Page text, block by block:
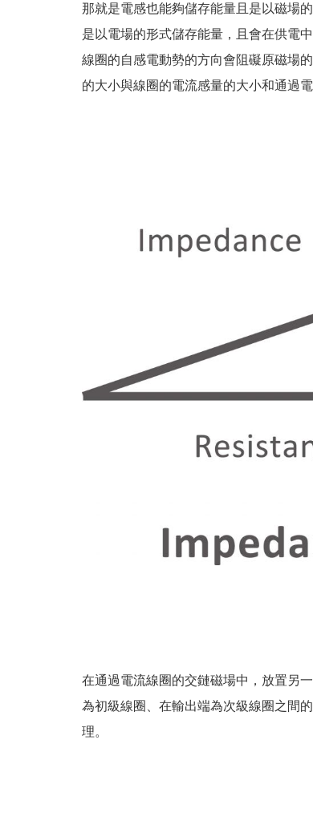
那就是電感也能夠儲存能量且是以磁場
是以電場的形式儲存能量，且會在供電中
線圈的自感電動勢的方向會阻礙原磁場
的大小與線圈的電流感量的大小和通過
在通過電流線圈的交鏈磁場中，放置另
為初級線圈、在輸出端為次級線圈之間
理。